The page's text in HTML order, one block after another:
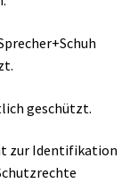
geschützt.
zur Identifikation